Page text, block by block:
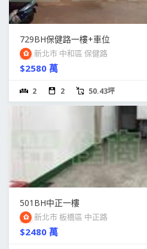
729BH保健路一樓+車位
新北市 中和區 保健路
$2580 萬
2 2 50.43坪
501BH中正一樓
新北市 板橋區 中正路
$2480 萬